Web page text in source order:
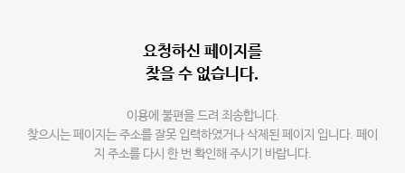
요청하신 페이지를
찾을 수 없습니다.
이용에 불편을 드려 죄송합니다.
찾으시는 페이지는 주소를 잘못 입력하였거나 삭제된 페이지 입니다. 페이
지 주소를 다시 한 번 확인해 주시기 바랍니다.